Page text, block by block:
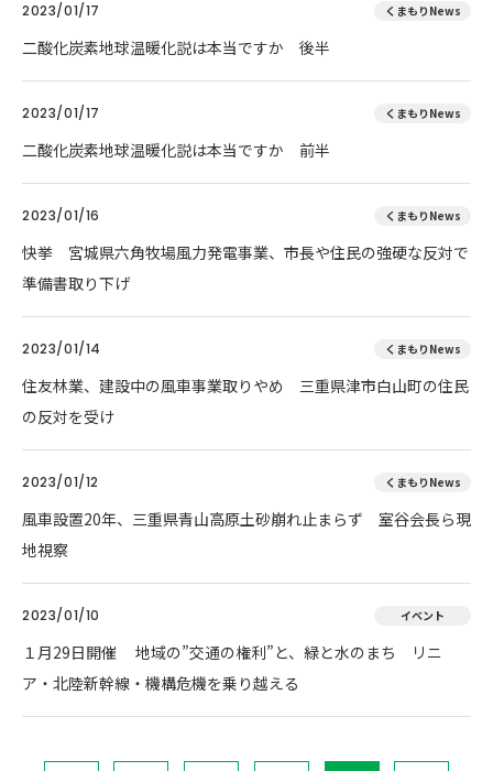
2023/01/17 くまもりNews
二酸化炭素地球温暖化説は本当ですか 後半
2023/01/17 くまもりNews
二酸化炭素地球温暖化説は本当ですか 前半
2023/01/16 くまもりNews
快挙 宮城県六角牧場風力発電事業、市長や住民の強硬な反対で
準備書取り下げ
2023/01/14 くまもりNews
住友林業、建設中の風車事業取りやめ 三重県津市白山町の住民
の反対を受け
2023/01/12 くまもりNews
風車設置20年、三重県青山高原土砂崩れ止まらず 室谷会長ら現
地視察
2023/01/10 イベント
１月29日開催 地域の”交通の権利”と、緑と水のまち リニ
ア・北陸新幹線・機構危機を乗り越える